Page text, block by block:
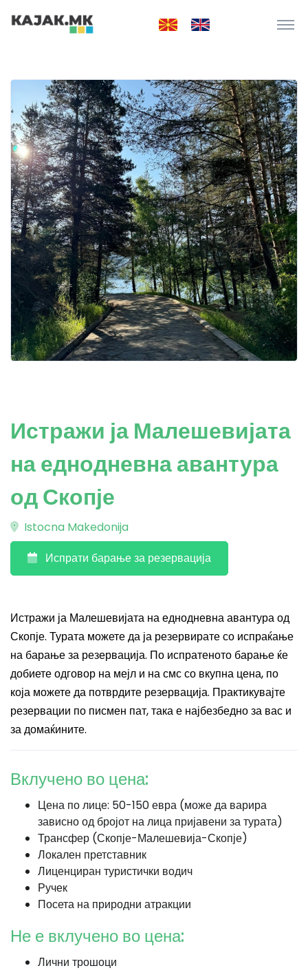
Истражи ја Малешевијата
на еднодневна авантура
од Скопје
Istocna Makedonija
Испрати барање за резервација
Истражи ја Малешевијата на еднодневна авантура од
Скопје. Турата можете да ја резервирате со испраќање
на барање за резервација. По испратеното барање ќе
добиете одговор на мејл и на смс со вкупна цена, по
која можете да потврдите резервација. Практикувајте
резервации по писмен пат, така е најбезбедно за вас и
за домаќините.
Вклучено во цена:
Цена по лице: 50-150 евра (може да варира
зависно од бројот на лица пријавени за турата)
Трансфер (Скопје-Малешевија-Скопје)
Локален претставник
Лиценциран туристички водич
Ручек
Посета на природни атракции
Не е вклучено во цена:
Лични трошоци